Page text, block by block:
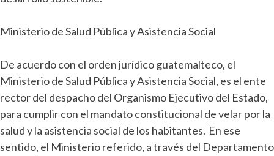
Ministerio de Salud Pública y Asistencia Social
De acuerdo con el orden jurídico guatemalteco, el
Ministerio de Salud Pública y Asistencia Social, es el ente
rector del despacho del Organismo Ejecutivo del Estado,
para cumplir con el mandato constitucional de velar por la
salud y la asistencia social de los habitantes. En ese
sentido, el Ministerio referido, a través del Departamento